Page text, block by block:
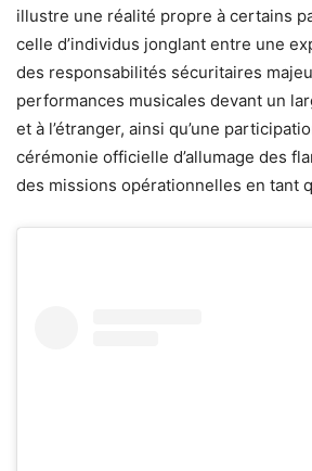
illustre une réalité propre à certains
celle d’individus jonglant entre une
des responsabilités sécuritaires
performances musicales devant un
et à l’étranger, ainsi qu’une
cérémonie officielle d’allumage des
des missions opérationnelles en tant